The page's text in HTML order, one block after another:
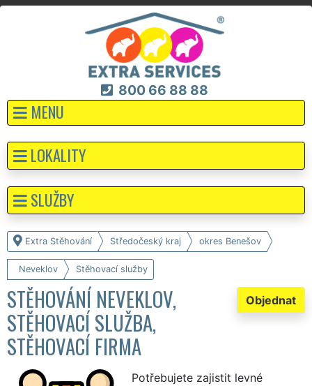
800 66 88 88
MENU
Extra Stěhování Středočeský kraj okres Benešov
Neveklov Stěhovací služby
Objednat
STĚHOVÁNÍ NEVEKLOV,
STĚHOVACÍ SLUŽBA,
STĚHOVACÍ FIRMA
Potřebujete zajistit levné
LOKALITY
SLUŽBY